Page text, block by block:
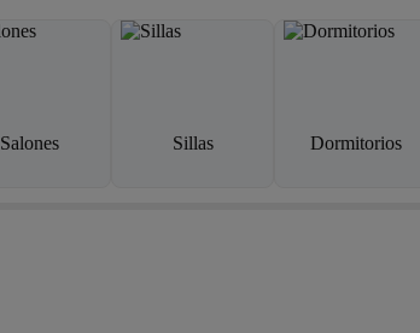
Salones Sillas Dormitorios